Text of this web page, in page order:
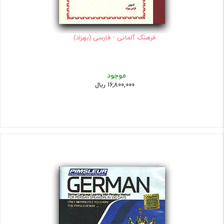
فرهنگ آلمانی - فارسی (بهزاد)
موجود
16,800,000 ریال